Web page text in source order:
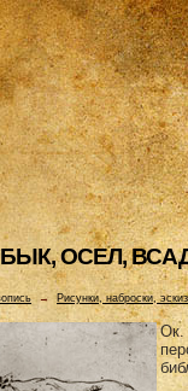
ОСЕЛ,
→Рисунки, наброски,
Ок.